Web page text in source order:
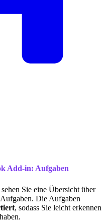
Add-in: Aufgaben
Sie eine Übersicht über
Die Aufgaben
, sodass Sie leicht erkennen